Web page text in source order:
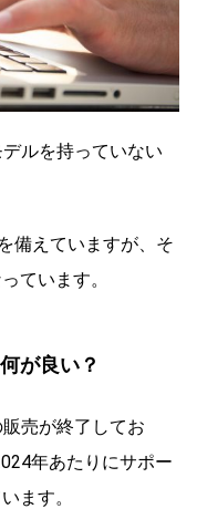
ルを持っていない
備えていますが、そ
ています。
が良い？
売が終了してお
年あたりにサポー
ます。